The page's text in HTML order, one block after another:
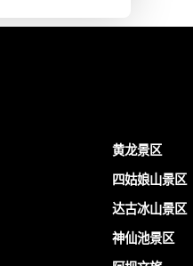
黄龙景区
四姑娘山景区
达古冰山景区
神仙池景区